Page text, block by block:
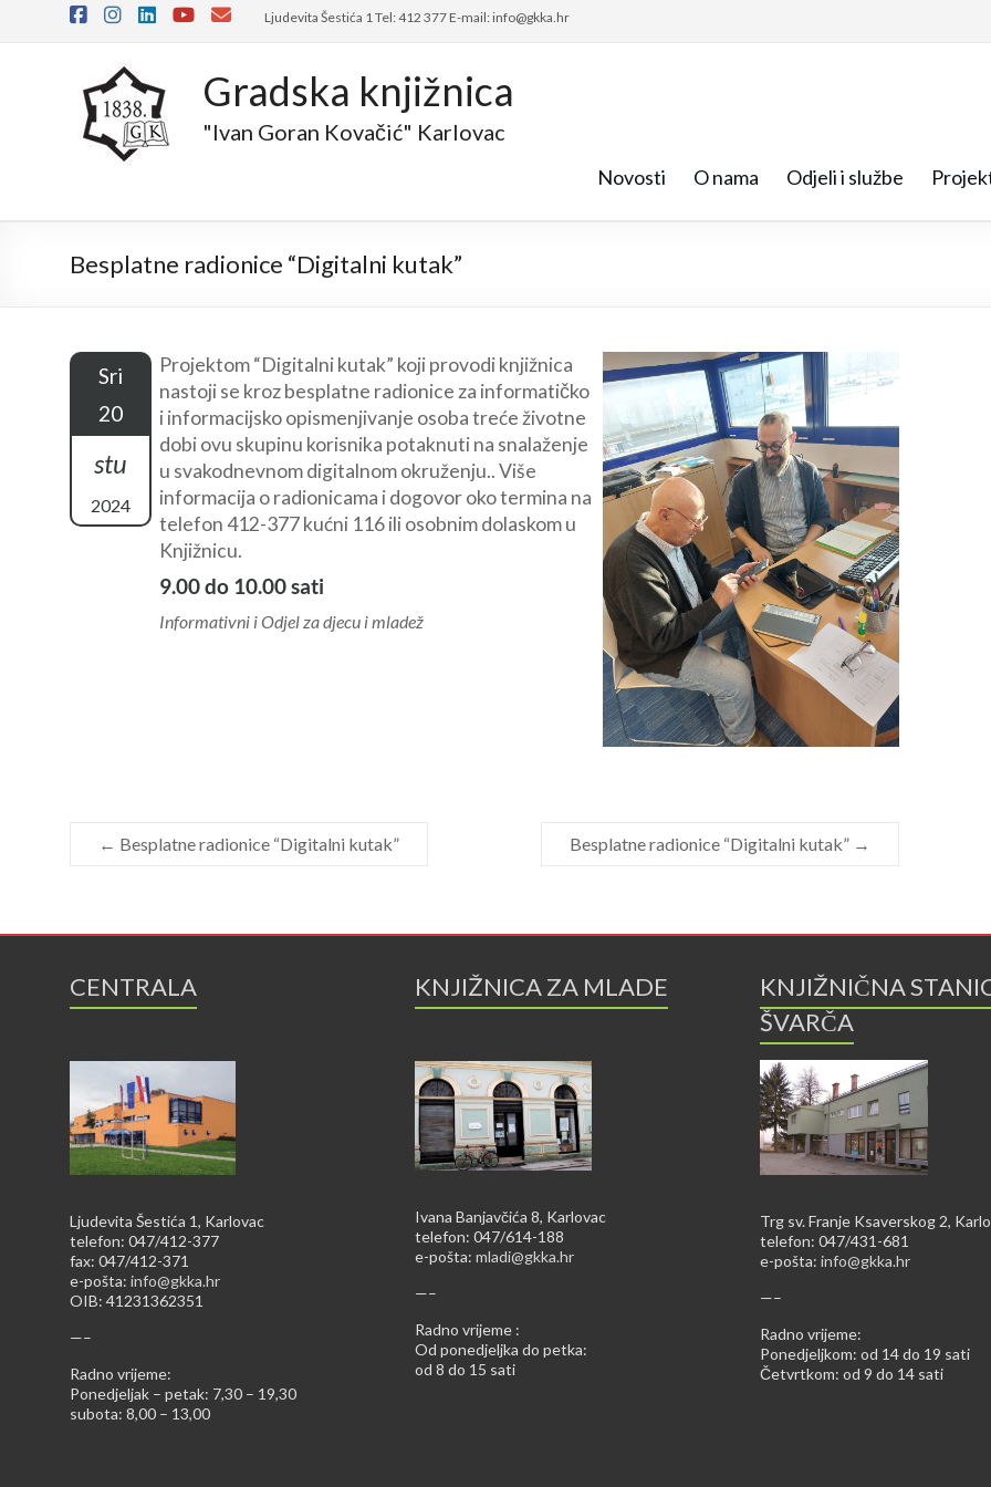
Ljudevita Šestića 1 Tel: 412 377 E-mail: info@gkka.hr
Gradska knjižnica
"Ivan Goran Kovačić" Karlovac
Novosti O nama Odjeli i službe
Besplatne radionice “Digitalni kutak”
Sri
20
stu
2024
Projektom “Digitalni kutak” koji provodi knjižnica
nastoji se kroz besplatne radionice za informatičko
i informacijsko opismenjivanje osoba treće životne
dobi ovu skupinu korisnika potaknuti na snalaženje
u svakodnevnom digitalnom okruženju.. Više
informacija o radionicama i dogovor oko termina na
telefon 412-377 kućni 116 ili osobnim dolaskom u
Knjižnicu.
9.00 do 10.00 sati
Informativni i Odjel za djecu i mladež
← Besplatne radionice “Digitalni kutak” Besplatne radionice “Digitalni kutak” →
CENTRALA
Ljudevita Šestića 1, Karlovac
telefon: 047/412-377
fax: 047/412-371
e-pošta: info@gkka.hr
OIB: 41231362351
—–
Radno vrijeme:
Ponedjeljak – petak: 7,30 – 19,30
subota: 8,00 – 13,00
KNJIŽNICA ZA MLADE
Ivana Banjavčića 8, Karlovac
telefon: 047/614-188
e-pošta: mladi@gkka.hr
—–
Radno vrijeme :
Od ponedjeljka do petka:
od 8 do 15 sati
KNJIŽNIČNA
ŠVARČA
Trg sv. Franje Ksaverskog 2,
telefon: 047/431-681
e-pošta: info@gkka.hr
—–
Radno vrijeme:
Ponedjeljkom: od 14 do 19 sati
Četvrtkom: od 9 do 14 sati